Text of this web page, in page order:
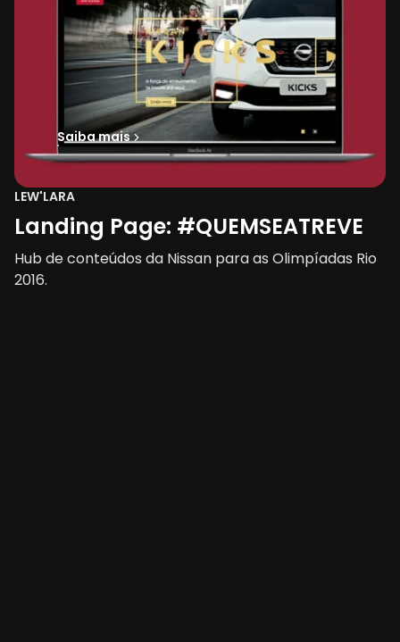
Saiba mais
LEW'LARA
Landing Page: #QUEMSEATREVE
Hub de conteúdos da Nissan para as Olimpíadas Rio
2016.